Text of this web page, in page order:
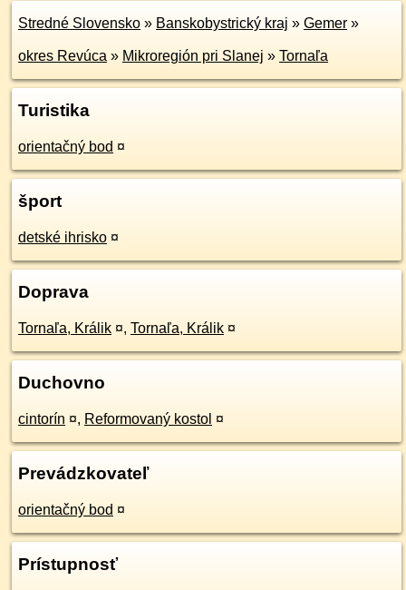
Stredné Slovensko » Banskobystrický kraj » Gemer »
okres Revúca » Mikroregión pri Slanej » Tornaľa
Turistika
orientačný bod ¤
šport
detské ihrisko ¤
Doprava
Tornaľa, Králik ¤, Tornaľa, Králik ¤
Duchovno
cintorín ¤, Reformovaný kostol ¤
Prevádzkovateľ
orientačný bod ¤
Prístupnosť